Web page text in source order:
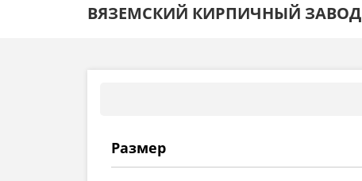
ВЯЗЕМСКИЙ КИРПИЧНЫЙ ЗАВОД
Размер